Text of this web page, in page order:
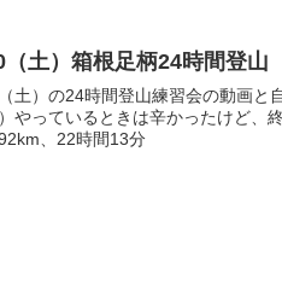
（土）箱根足柄24時間登山
土）の24時間登山練習会の動画と
やっているときは辛かったけど、
、22時間13分